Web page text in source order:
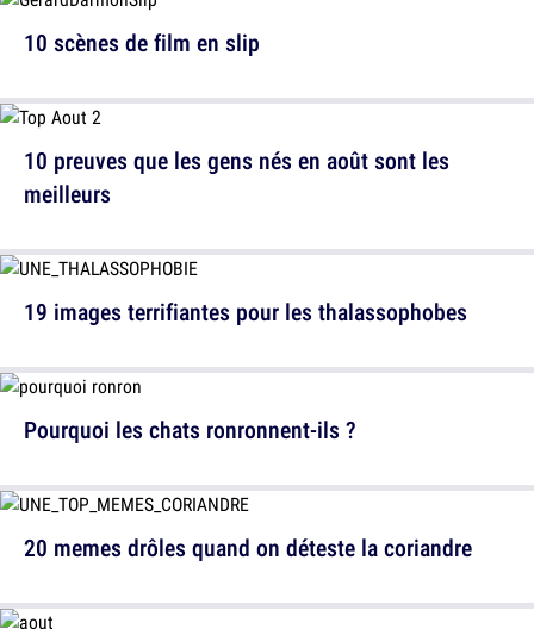
10 preuves que les gens nés en août sont les
meilleurs
Pourquoi les chats ronronnent-ils ?
10 scènes de film en slip
19 images terrifiantes pour les thalassophobes
20 memes drôles quand on déteste la coriandre